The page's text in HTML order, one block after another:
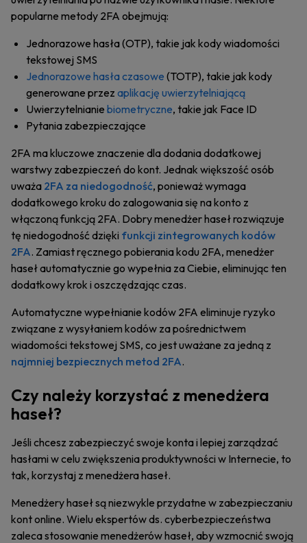
popularne metody 2FA obejmują:
Jednorazowe hasła (OTP), takie jak kody wiadomości
tekstowej SMS
Jednorazowe hasła czasowe (TOTP), takie jak kody
generowane przez aplikację uwierzytelniającą
Uwierzytelnianie biometryczne, takie jak Face ID
Pytania zabezpieczające
2FA ma kluczowe znaczenie dla dodania dodatkowej
warstwy zabezpieczeń do kont. Jednak większość osób
uważa 2FA za niedogodność, ponieważ wymaga
dodatkowego kroku do zalogowania się na konto z
włączoną funkcją 2FA. Dobry menedżer haseł rozwiązuje
tę niedogodność dzięki funkcji zintegrowanych kodów
2FA. Zamiast ręcznego pobierania kodu 2FA, menedżer
haseł automatycznie go wypełnia za Ciebie, eliminując ten
dodatkowy krok i oszczędzając czas.
Automatyczne wypełnianie kodów 2FA eliminuje ryzyko
związane z wysyłaniem kodów za pośrednictwem
wiadomości tekstowej SMS, co jest uważane za jedną z
najmniej bezpiecznych metod 2FA.
Czy należy korzystać z menedżera
haseł?
Jeśli chcesz zabezpieczyć swoje konta i lepiej zarządzać
hasłami w celu zwiększenia produktywności w Internecie, to
tak, korzystaj z menedżera haseł.
Menedżery haseł są niezwykle przydatne w zabezpieczaniu
kont online. Wielu ekspertów ds. cyberbezpieczeństwa
zaleca stosowanie menedżerów haseł, aby wzmocnić swoją